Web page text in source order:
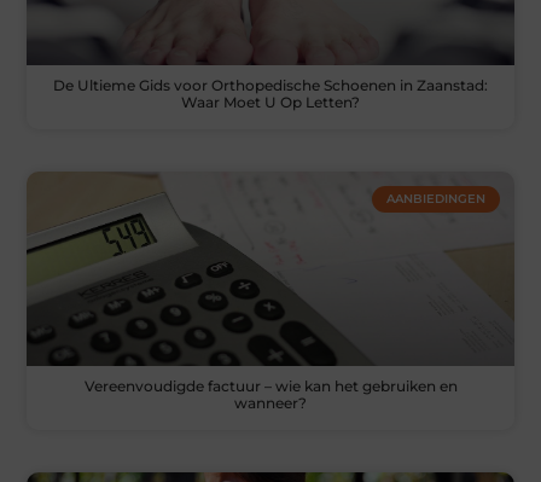
De Ultieme Gids voor Orthopedische Schoenen in Zaanstad:
Waar Moet U Op Letten?
AANBIEDINGEN
Vereenvoudigde factuur – wie kan het gebruiken en
wanneer?